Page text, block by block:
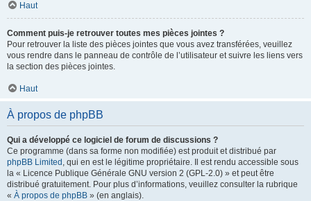
Haut
Comment puis-je retrouver toutes mes pièces jointes ?
Pour retrouver la liste des pièces jointes que vous avez transférées, veuillez
vous rendre dans le panneau de contrôle de l’utilisateur et suivre les liens vers
la section des pièces jointes.
Haut
À propos de phpBB
Qui a développé ce logiciel de forum de discussions ?
Ce programme (dans sa forme non modifiée) est produit et distribué par
phpBB Limited , qui en est le légitime propriétaire. Il est rendu accessible sous
la « Licence Publique Générale GNU version 2 (GPL-2.0) » et peut être
distribué gratuitement. Pour plus d’informations, veuillez consulter la rubrique
« À propos de phpBB » (en anglais).